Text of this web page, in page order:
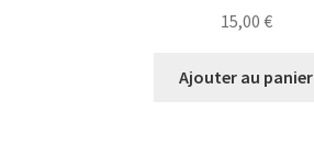
15,00 €
Ajouter au panier